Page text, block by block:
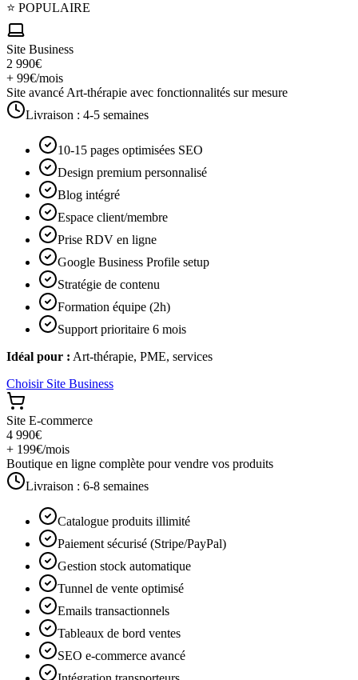
⭐ POPULAIRE
Site Business
2 990€
+ 99€/mois
Site avancé Art-thérapie avec fonctionnalités sur mesure
Livraison : 4-5 semaines
10-15 pages optimisées SEO
Design premium personnalisé
Blog intégré
Espace client/membre
Prise RDV en ligne
Google Business Profile setup
Stratégie de contenu
Formation équipe (2h)
Support prioritaire 6 mois
Idéal pour : Art-thérapie, PME, services
Choisir Site Business
Site E-commerce
4 990€
+ 199€/mois
Boutique en ligne complète pour vendre vos produits
Livraison : 6-8 semaines
Catalogue produits illimité
Paiement sécurisé (Stripe/PayPal)
Gestion stock automatique
Tunnel de vente optimisé
Emails transactionnels
Tableaux de bord ventes
SEO e-commerce avancé